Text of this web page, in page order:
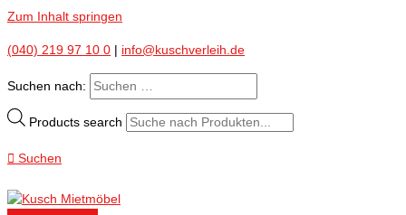
Zum Inhalt springen
(040) 219 97 10 0 info@kuschverleih.de
Suchen nach:
Products search
Suchen